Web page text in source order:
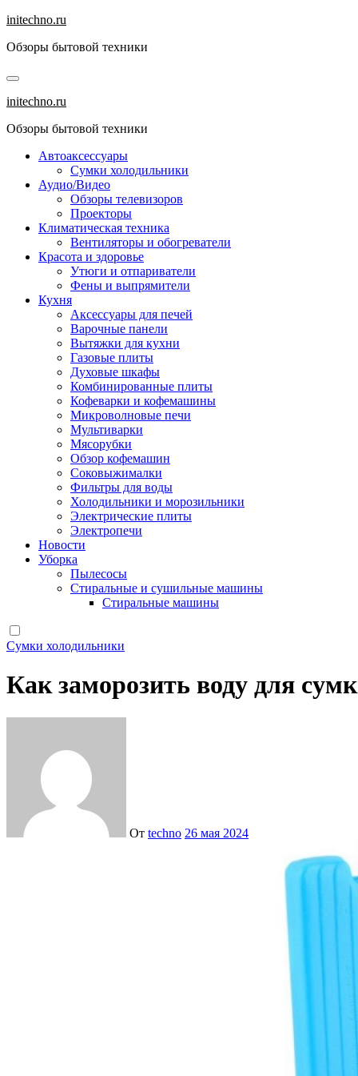
Перейти
содержанию
initechno.ru
Обзоры бытовой техники
initechno.ru
Обзоры бытовой техники
Автоаксессуары
Сумки холодильники
Аудио/Видео
Обзоры телевизоров
Проекторы
Климатическая техника
Вентиляторы и обогреватели
Красота и здоровье
Утюги и отпариватели
Фены и выпрямители
Кухня
Аксессуары для печей
Варочные панели
Вытяжки для кухни
Газовые плиты
Духовые шкафы
Комбинированные плиты
Кофеварки и кофемашины
Микроволновые печи
Мультиварки
Мясорубки
Обзор кофемашин
Соковыжималки
Фильтры для воды
Холодильники и морозильники
Электрические плиты
Электропечи
Новости
Уборка
Пылесосы
Стиральные и сушильные машины
Стиральные машины
Сумки холодильники
Как заморозить воду для
От techno 26 мая 2024